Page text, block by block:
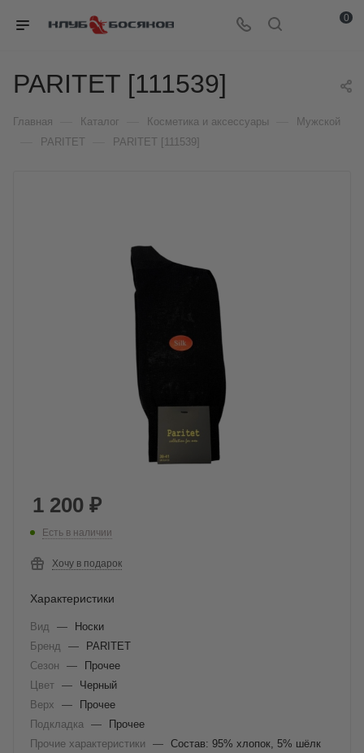
0
PARITET [111539]
Главная Каталог Косметика и аксессуары Мужской
PARITET PARITET [111539]
1 200 ₽
Есть в наличии
Хочу в подарок
Характеристики
Вид —
Носки
Бренд
—
PARITET
Сезон
—
Прочее
Цвет —
Черный
Верх
—
Прочее
Подкладка
—
Прочее
Прочие характеристики
— Состав: 95% хлопок, 5% шёлк